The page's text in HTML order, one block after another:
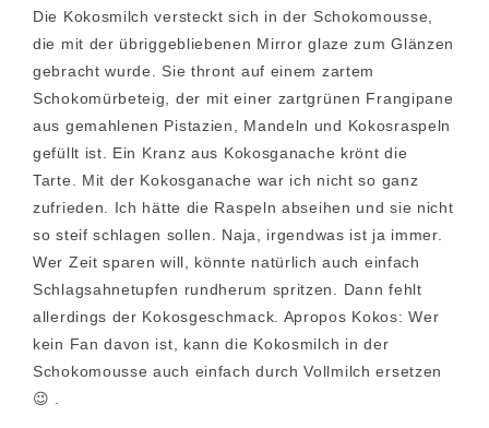
Die Kokosmilch versteckt sich in der Schokomousse,
die mit der übriggebliebenen Mirror glaze zum Glänzen
gebracht wurde. Sie thront auf einem zartem
Schokomürbeteig, der mit einer zartgrünen Frangipane
aus gemahlenen Pistazien, Mandeln und Kokosraspeln
gefüllt ist. Ein Kranz aus Kokosganache krönt die
Tarte. Mit der Kokosganache war ich nicht so ganz
zufrieden. Ich hätte die Raspeln abseihen und sie nicht
so steif schlagen sollen. Naja, irgendwas ist ja immer.
Wer Zeit sparen will, könnte natürlich auch einfach
Schlagsahnetupfen rundherum spritzen. Dann fehlt
allerdings der Kokosgeschmack. Apropos Kokos: Wer
kein Fan davon ist, kann die Kokosmilch in der
Schokomousse auch einfach durch Vollmilch ersetzen
😉 .